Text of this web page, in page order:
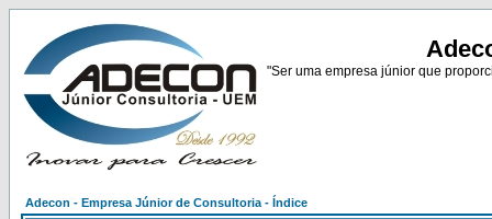
"Ser uma empresa júnior que
Adecon - Empresa Júnior de Consultoria - Índice